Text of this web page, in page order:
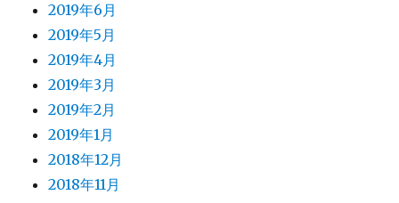
2019年6月
2019年5月
2019年4月
2019年3月
2019年2月
2019年1月
2018年12月
2018年11月